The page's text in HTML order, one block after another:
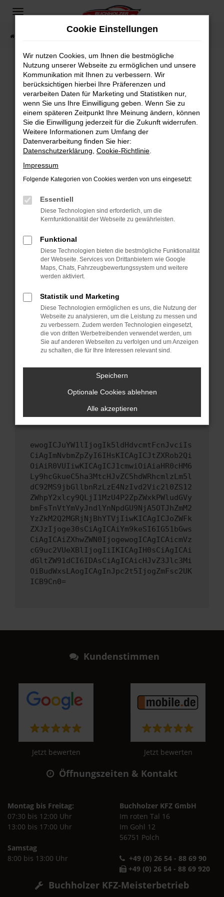
Zum
springen
Fahrzeugsuche
Fehler: Network Error
Beim Laden ist ein Fehler aufgetreten.
Hier sind ein paar Tipps, die dir helfen können:
Überprüfe deine Firewall und deine
Internetverbindung.
Laden andere Webseiten, zum Beispiel deine
Suchmaschine?
Prüfe deine Browsererweiterungen.
können das Laden bestimmter Seiten
verhindern. Funktioniert die Seite in einem
anderen Browser oder in einem privaten
Starte dein Gerät neu.
Das kann manchmal helfen, vorübergehende
Probleme zu beheben.
Betriebssystem auf dem neuesten Stand
sind.
Veraltete Software birgt nicht nur ein
Sicherheitsrisiko, sondern kann auch dazu
führen, dass bestimmte Funktionen nicht mehr
unterstützt werden.
Wende dich an den Webseitenbetreiber.
Wenn du alle oben genannten Schritte versucht
hast, kontaktiere uns bitte. Wir werden
versuchen, das Problem zu beheben. Du kannst
uns diesen Text schicken, um uns bei der
ewogICJuYW1lIjogIk5ldHdvcmtFcnJvciIs
CiAgImNvbmZpZyI6IHsKICAgICJtZXRob2Qi
OiAiR0VUIiwKICAgICJ1cmwiOiAiaHR0cHM6
Ly9hcGkueC5ha3MtcHJvZC5hdWRhcmlzLm5l
dC92MS9jbGllbnRzLzE4NzIvd2Vic2l0ZS12
ZWhpY2xlcy9QLjI1MzU4P2ZpZWxkPWludGVy
bmFsTnVtYmVyJndlYnNpdGU9NjA5OTJhZmM2
YzZkM2Q2MGRjNjBhYTVjIiwKICAgICJoZWFk
ZXJzIjoge30sCiAgICAiYm9keSI6IG51bGws
CiAgICAiZXhwZWN0IjogewogICAgICAicmVz
cG9uc2VUeXBlIjogIiIKICAgIH0sCiAgICAi
dGltZW91dCI6IDAsCiAgICAicHJvZ3Jlc3Mi
OiBudWxsLAogICAgInJpc2t5IjogZmFsc2UK
ICB9Cn0=
Kundenstimmen
Jetzt bewerten Jetzt bewerten
Öffnungszeiten & Kontakt
Montag bis Freitag:
07:30 bis 12:00 Uhr
13:00 bis 17:00 Uhr
Samstag
8:00 bis 13:00 Uhr
Buchholzer KFZ GmbH
Im roten Tal 16
Im Gohl 12
56751 Polch
+49 (0) 26 54 - 88 69 90
+49 (0) 26 54 - 88 69 920
Buchholzer KFZ-Meisterbetrieb
Cookie Einstellungen
Wir nutzen Cookies, um Ihnen die bestmögliche
Nutzung unserer Webseite zu ermöglichen und unsere
Kommunikation mit Ihnen zu verbessern. Wir
berücksichtigen hierbei Ihre Präferenzen und
verarbeiten Daten für Marketing und Statistiken nur,
wenn Sie uns Ihre Einwilligung geben. Wenn Sie zu
einem späteren Zeitpunkt Ihre Meinung ändern, können
Sie die Einwilligung jederzeit für die Zukunft widerrufen.
Weitere Informationen zum Umfang der
Datenverarbeitung finden Sie hier:
Datenschutzerklärung Cookie-Richtlinie
Impressum
Folgende Kategorien von Cookies werden von uns eingesetzt:
Essentiell
Diese Technologien sind erforderlich, um die
Kernfunktionalität der Webseite zu gewährleisten.
Funktional
Diese Technologien bieten die bestmögliche Funktionalität
der Webseite. Services von Drittanbietern wie Google
Maps, Chats, Fahrzeugbewertungssystem und weitere
werden aktiviert.
Statistik und Marketing
Diese Technologien ermöglichen es uns, die Nutzung der
Webseite zu analysieren, um die Leistung zu messen und
zu verbessern. Zudem werden Technologien eingesetzt,
die von dritten Werbetreibenden verwendet werden, um
Sie auf anderen Webseiten zu verfolgen und um Anzeigen
zu schalten, die für Ihre Interessen relevant sind.
Speichern
Optionale Cookies ablehnen
Alle akzeptieren